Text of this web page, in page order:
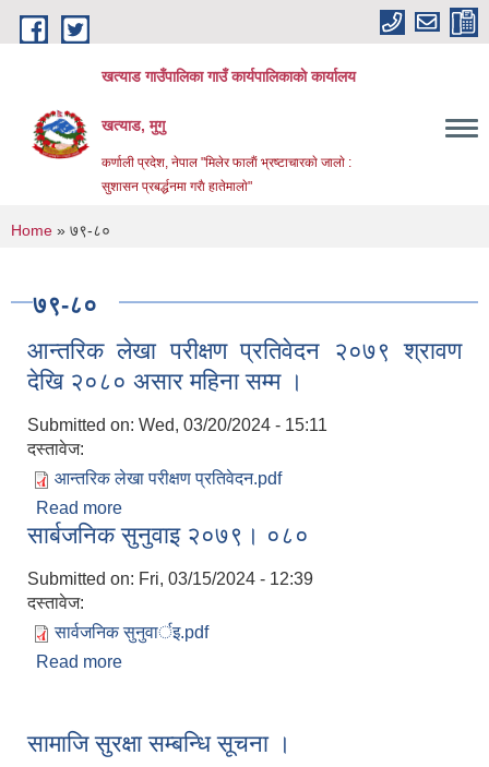
Skip to main content
खत्याड गाउँपालिका गाउँ कार्यपालिकाकाे कार्यालय
खत्याड, मुगु
कर्णाली प्रदेश, नेपाल "मिलेर फालाैं भ्रष्टाचारकाे जालाे :
सुशासन प्रबर्द्धनमा गराै‌ हातेमालाे"
You are here
Home » ७९-८०
७९-८०
आन्तरिक लेखा परीक्षण प्रतिवेदन २०७९ श्रावण
देखि २०८० असार महिना सम्म ।
Submitted on: Wed, 03/20/2024 - 15:11
दस्तावेज:
आन्तरिक लेखा परीक्षण प्रतिवेदन.pdf
Read more
देखि २०८० असार महिना सम्म ।
सार्बजनिक सुनुवाइ २०७९। ०८०
Submitted on: Fri, 03/15/2024 - 12:39
दस्तावेज:
सार्वजनिक सुनुवार्इ.pdf
Read more
सामाजि सुरक्षा सम्बन्धि सूचना ।